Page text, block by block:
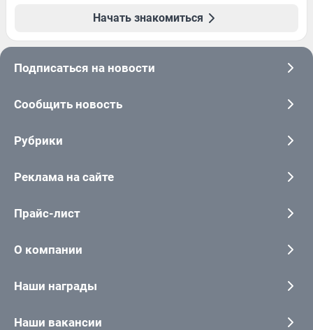
Начать знакомиться
Подписаться на новости
Сообщить новость
Рубрики
Реклама на сайте
Прайс-лист
О компании
Наши награды
Наши вакансии